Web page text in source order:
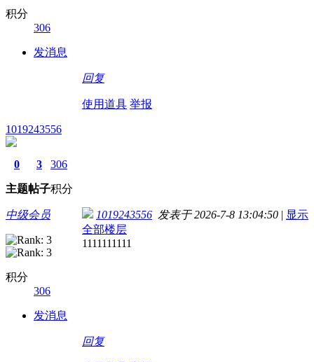
积分
306
发消息
回复
使用道具 举报
1019243556
0
主题
3
帖子
306
积分
中级会员
积分
306
发消息
1019243556 发表于 2026-7-8 13:04:50 | 显示
全部楼层
1111111111
回复